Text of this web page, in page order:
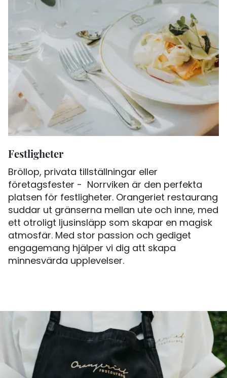
Festligheter
Bröllop, privata tillställningar eller
företagsfester - Norrviken är den perfekta
platsen för festligheter. Orangeriet restaurang
suddar ut gränserna mellan ute och inne, med
ett otroligt ljusinsläpp som skapar en magisk
atmosfär. Med stor passion och gediget
engagemang hjälper vi dig att skapa
minnesvärda upplevelser.